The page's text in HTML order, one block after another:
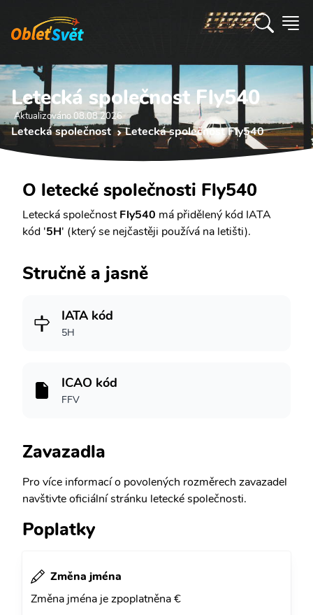
Letecká společnost Fly540
Aktualizováno 08.08 2026
Letecká společnost Letecká společnost Fly540
O letecké společnosti Fly540
Letecká společnostFly540 má přidělený kód IATA
kód '5H' (který se nejčastěji používá na letišti).
Stručně a jasně
IATA kód
5H
ICAO kód
FFV
Zavazadla
Pro více informací o povolených rozměrech zavazadel
navštivte oficiální stránku letecké společnosti.
Poplatky
Změna jména
Změna jména je zpoplatněna €